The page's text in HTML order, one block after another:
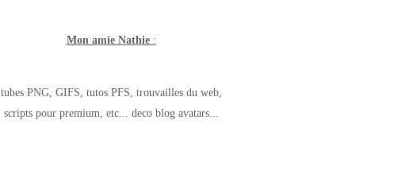
Mon amie Nathie:
tubes PNG, GIFS, tutos PFS, trouvailles du web,
scripts pour premium, etc... deco blog avatars...